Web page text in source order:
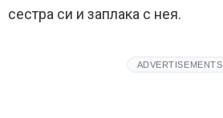
сестра си и заплака с нея.
ADVERTISEMENTS